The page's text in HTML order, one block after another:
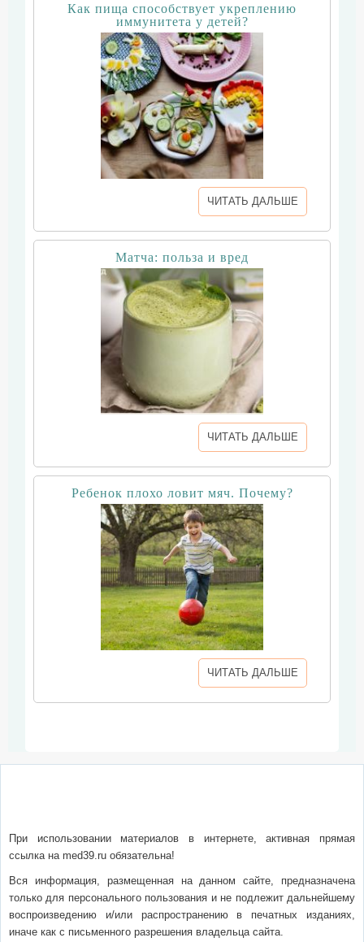
Как пища способствует укреплению
иммунитета у детей?
ЧИТАТЬ ДАЛЬШЕ
Матча: польза и вред
ЧИТАТЬ ДАЛЬШЕ
Ребенок плохо ловит мяч. Почему?
ЧИТАТЬ ДАЛЬШЕ
При использовании материалов в интернете, активная прямая
ссылка на med39.ru обязательна!
Вся информация, размещенная на данном сайте, предназначена
только для персонального пользования и не подлежит дальнейшему
воспроизведению и/или распространению в печатных изданиях,
иначе как с письменного разрешения владельца сайта.